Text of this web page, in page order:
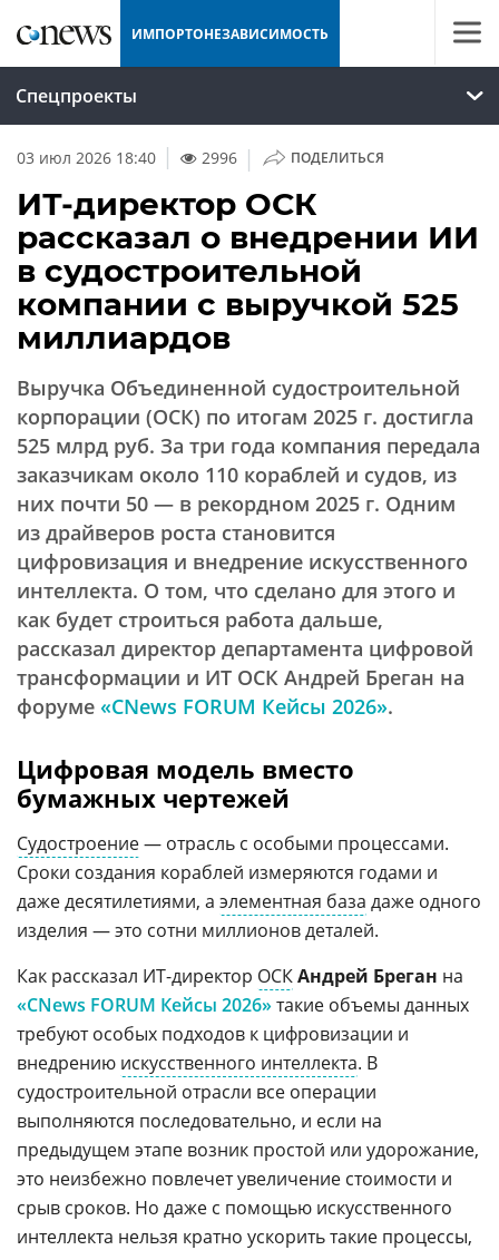
ИМПОРТОНЕЗАВИСИМОСТЬ
Спецпроекты
03 июл 2026 18:40 2996 | ПОДЕЛИТЬСЯ
ИТ-директор ОСК
рассказал о внедрении ИИ
в судостроительной
компании с выручкой 525
миллиардов
Выручка Объединенной судостроительной
корпорации (ОСК) по итогам 2025 г. достигла
525 млрд руб. За три года компания передала
заказчикам около 110 кораблей и судов, из
них почти 50 — в рекордном 2025 г. Одним
из драйверов роста становится
цифровизация и внедрение искусственного
интеллекта. О том, что сделано для этого и
как будет строиться работа дальше,
рассказал директор департамента цифровой
трансформации и ИТ ОСК Андрей Бреган на
форуме «CNews FORUM Кейсы 2026».
Цифровая модель вместо
бумажных чертежей
Судостроение— отрасль с особыми процессами.
Сроки создания кораблей измеряются годами и
даже десятилетиями, а элементная база даже одного
изделия — это сотни миллионов деталей.
Как рассказал ИТ-директор ОСКАндрей Бреган на
«CNews FORUM Кейсы 2026»такие объемы данных
требуют особых подходов к цифровизации и
внедрению искусственного интеллекта. В
судостроительной отрасли все операции
выполняются последовательно, и если на
предыдущем этапе возник простой или удорожание,
это неизбежно повлечет увеличение стоимости и
срыв сроков. Но даже с помощью искусственного
интеллекта нельзя кратно ускорить такие процессы,